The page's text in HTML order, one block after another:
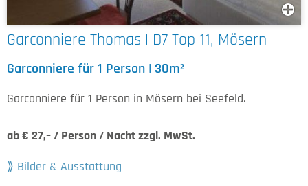
Garconniere Thomas | D7 Top 11, Mösern
Garconniere für 1 Person | 30m²
Garconniere für 1 Person in Mösern bei Seefeld.
ab € 27,– / Person / Nacht zzgl. MwSt.
Bilder & Ausstattung